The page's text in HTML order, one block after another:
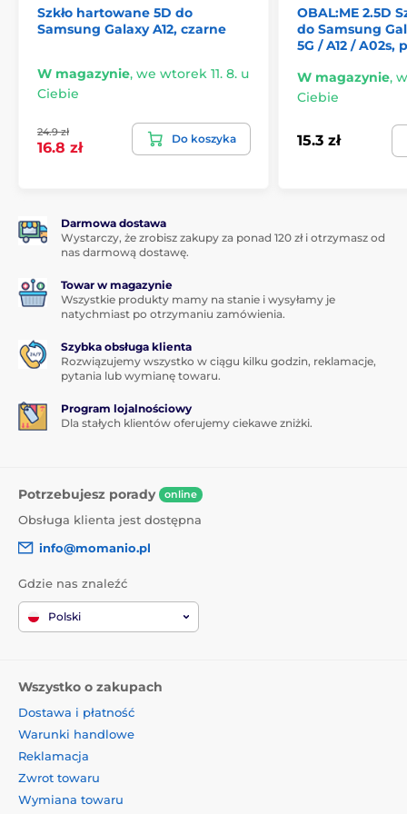
smartfona.
*Zdjęcia mają charakter poglądowy.
Kolejną świetną zaletą tego szkła hartowanego do
Samsung Galaxy A12 jest jegobardzo łatwa aplikacja
Idealna przyczepność
hartowanych, cała powierzchnia szkła do Samsung
Galaxy A12 jest pokryta klejem adhezyjnym, co
powierzchniszkła hartowanego. Nie ma więc ryzyka
odklejania się krawędzi lub ich odstawania.
1x ochronne szkło hartowane
Szkło hartowane 5D do
Samsung Galaxy A12, czarne
W magazynie, we wtorek 11. 8. u
Ciebie
24.9 zł
16.8 zł
Do koszyka
OBAL:ME 2.5D
do Samsung
5G / A12 / A02s,
W magazynie,
Ciebie
15.3 zł
Darmowa dostawa
Wystarczy, że zrobisz zakupy za ponad 120 zł i otrzymasz od
nas darmową dostawę.
Towar w magazynie
Wszystkie produkty mamy na stanie i wysyłamy je
natychmiast po otrzymaniu zamówienia.
Szybka obsługa klienta
Rozwiązujemy wszystko w ciągu kilku godzin, reklamacje,
pytania lub wymianę towaru.
Program lojalnościowy
Dla stałych klientów oferujemy ciekawe zniżki.
Potrzebujesz porady online
Obsługa klienta jest dostępna
info@momanio.pl
Gdzie nas znaleźć
Polski
Wszystko o zakupach
Dostawa i płatność
Warunki handlowe
Reklamacja
Zwrot towaru
Wymiana towaru